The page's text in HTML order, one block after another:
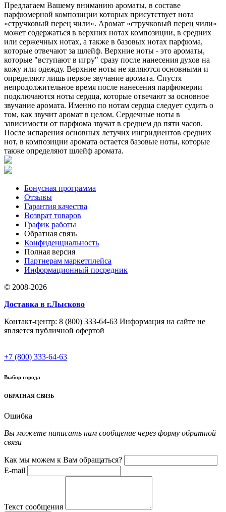
Предлагаем Вашему вниманию ароматы, в составе
парфюмерной композиции которых присутствует нота
«стручковый перец чили». Аромат «стручковый перец чили»
может содержаться в верхних нотах композиции, в средних
или сержечных нотах, а также в базовых нотах парфюма,
которые отвечают за шлейф. Верхние ноты - это ароматы,
которые "вступают в игру" сразу после нанесения духов на
кожу или одежду. Верхние ноты не являются основными и
определяют лишь первое звучание аромата. Спустя
непродолжительное время после нанесения парфюмерии
подключаются ноты сердца, которые отвечают за основное
звучание аромата. Именно по нотам сердца следует судить о
том, как звучит аромат в целом. Сердечные ноты в
зависимости от парфюма звучат в среднем до пяти часов.
После испарения основных летучих ингридиентов средних
нот, в композиции аромата остается базовые ноты, которые
также определяют шлейф аромата.
Бонусная программа
Отзывы
Гарантия качества
Возврат товаров
График работы
Обратная связь
Конфиденциальность
Полная версия
Партнерам маркетплейса
Информационный посредник
© 2008-2026
Доставка в г.Лысково
Контакт-центр: 8 (800) 333-64-63 Информация на сайте не
является публичной офертой
+7 (800) 333-64-63
Выбор города
ОБРАТНАЯ СВЯЗЬ
Ошибка
Вы можете написать нам сообщение через форму обратной
связи
Как мы можем к Вам обращаться?
E-mail
Текст сообщения